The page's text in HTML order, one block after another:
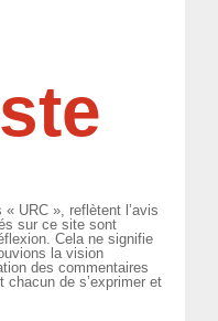
URC », reflètent l’avis
sur ce site sont
Cela ne signifie
la vision
des commentaires
chacun de s’exprimer et